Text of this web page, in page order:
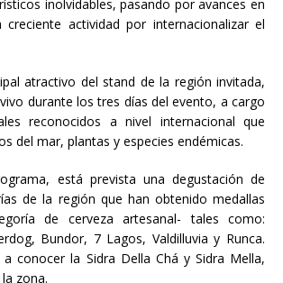
inolvidables, pasando por avances en
creciente actividad por internacionalizar el
atractivo del stand de la región invitada,
durante los tres días del evento, a cargo
reconocidos a nivel internacional que
del mar, plantas y especies endémicas.
está prevista una degustación de
de la región que han obtenido medallas
de cerveza artesanal- tales como:
Bundor, 7 Lagos, Valdilluvia y Runca.
conocer la Sidra Della Chá y Sidra Mella,
zona.